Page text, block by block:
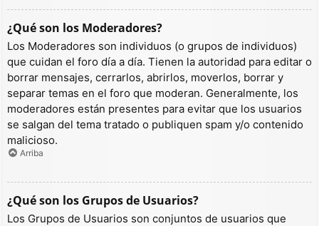
¿Qué son los Moderadores?
Los Moderadores son individuos (o grupos de individuos)
que cuidan el foro día a día. Tienen la autoridad para editar o
borrar mensajes, cerrarlos, abrirlos, moverlos, borrar y
separar temas en el foro que moderan. Generalmente, los
moderadores están presentes para evitar que los usuarios
se salgan del tema tratado o publiquen spam y/o contenido
malicioso.
Arriba
¿Qué son los Grupos de Usuarios?
Los Grupos de Usuarios son conjuntos de usuarios que